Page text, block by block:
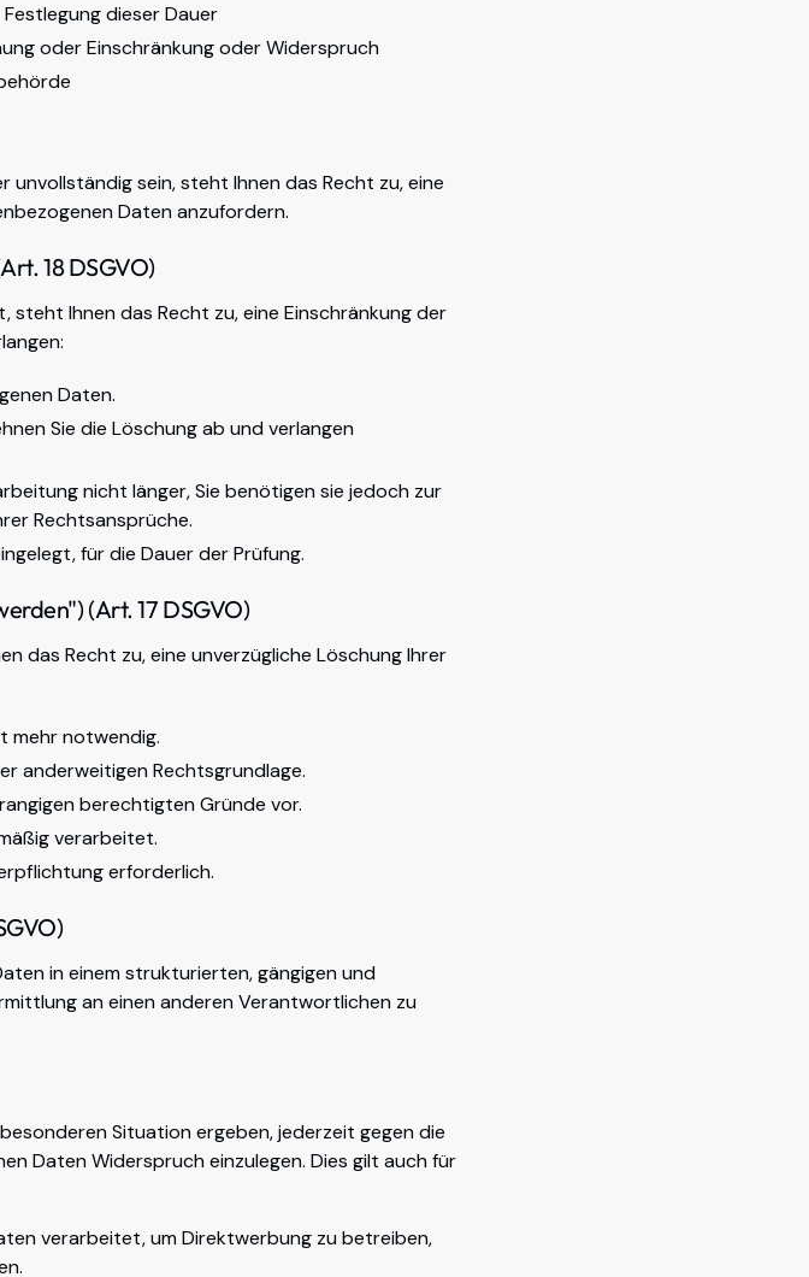
dieser Dauer
oder Einschränkung oder Widerspruch
sein, steht Ihnen das Recht zu, eine
Daten anzufordern.
18 DSGVO)
Ihnen das Recht zu, eine Einschränkung der
Daten.
Sie die Löschung ab und verlangen
nicht länger, Sie benötigen sie jedoch zur
Rechtsansprüche.
für die Dauer der Prüfung.
(Art. 17 DSGVO)
das Recht zu, eine unverzügliche Löschung Ihrer
mehr notwendig.
anderweitigen Rechtsgrundlage.
berechtigten Gründe vor.
verarbeitet.
erforderlich.
in einem strukturierten, gängigen und
an einen anderen Verantwortlichen zu
Situation ergeben, jederzeit gegen die
Daten Widerspruch einzulegen. Dies gilt auch für
verarbeitet, um Direktwerbung zu betreiben,